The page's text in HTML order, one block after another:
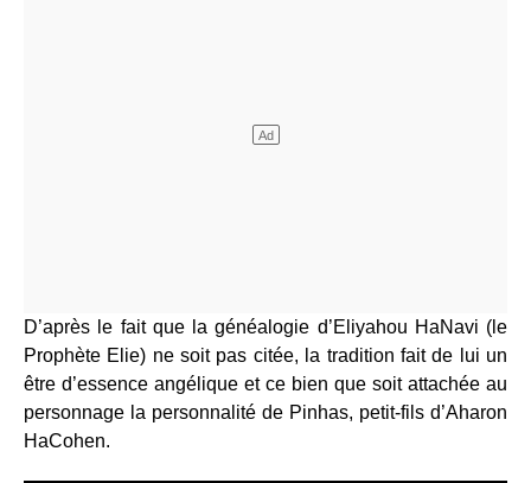
D’après le fait que la généalogie d’Eliyahou HaNavi (le
Prophète Elie) ne soit pas citée, la tradition fait de lui un
être d’essence angélique et ce bien que soit attachée au
personnage la personnalité de Pinhas, petit-fils d’Aharon
HaCohen.